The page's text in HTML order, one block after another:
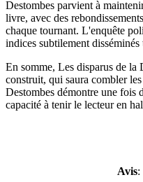
Destombes parvient à
livre, avec des
chaque tournant. L'enquête
indices subtilement
En somme, Les disparus de la
construit, qui saura combler
Destombes démontre une fois
capacité à tenir le lecteur en
Avis: